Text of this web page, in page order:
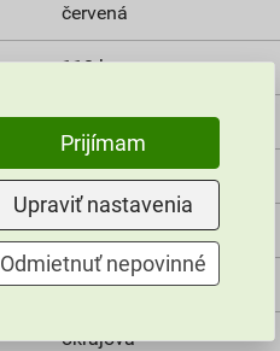
červená
112 ks
440 mm
180 mm
engoba, matná
Tondach
okrajová
Prijímam
Upraviť nastavenia
Odmietnuť nepovinné